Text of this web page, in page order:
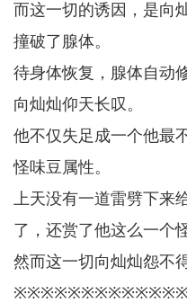
而这一切的诱因，是向
撞破了腺体。
待身体恢复，腺体自动
向灿灿仰天长叹。
他不仅失足成一个他最
怪味豆属性。
上天没有一道雷劈下来
了，还赏了他这么一个
然而这一切向灿灿怨不